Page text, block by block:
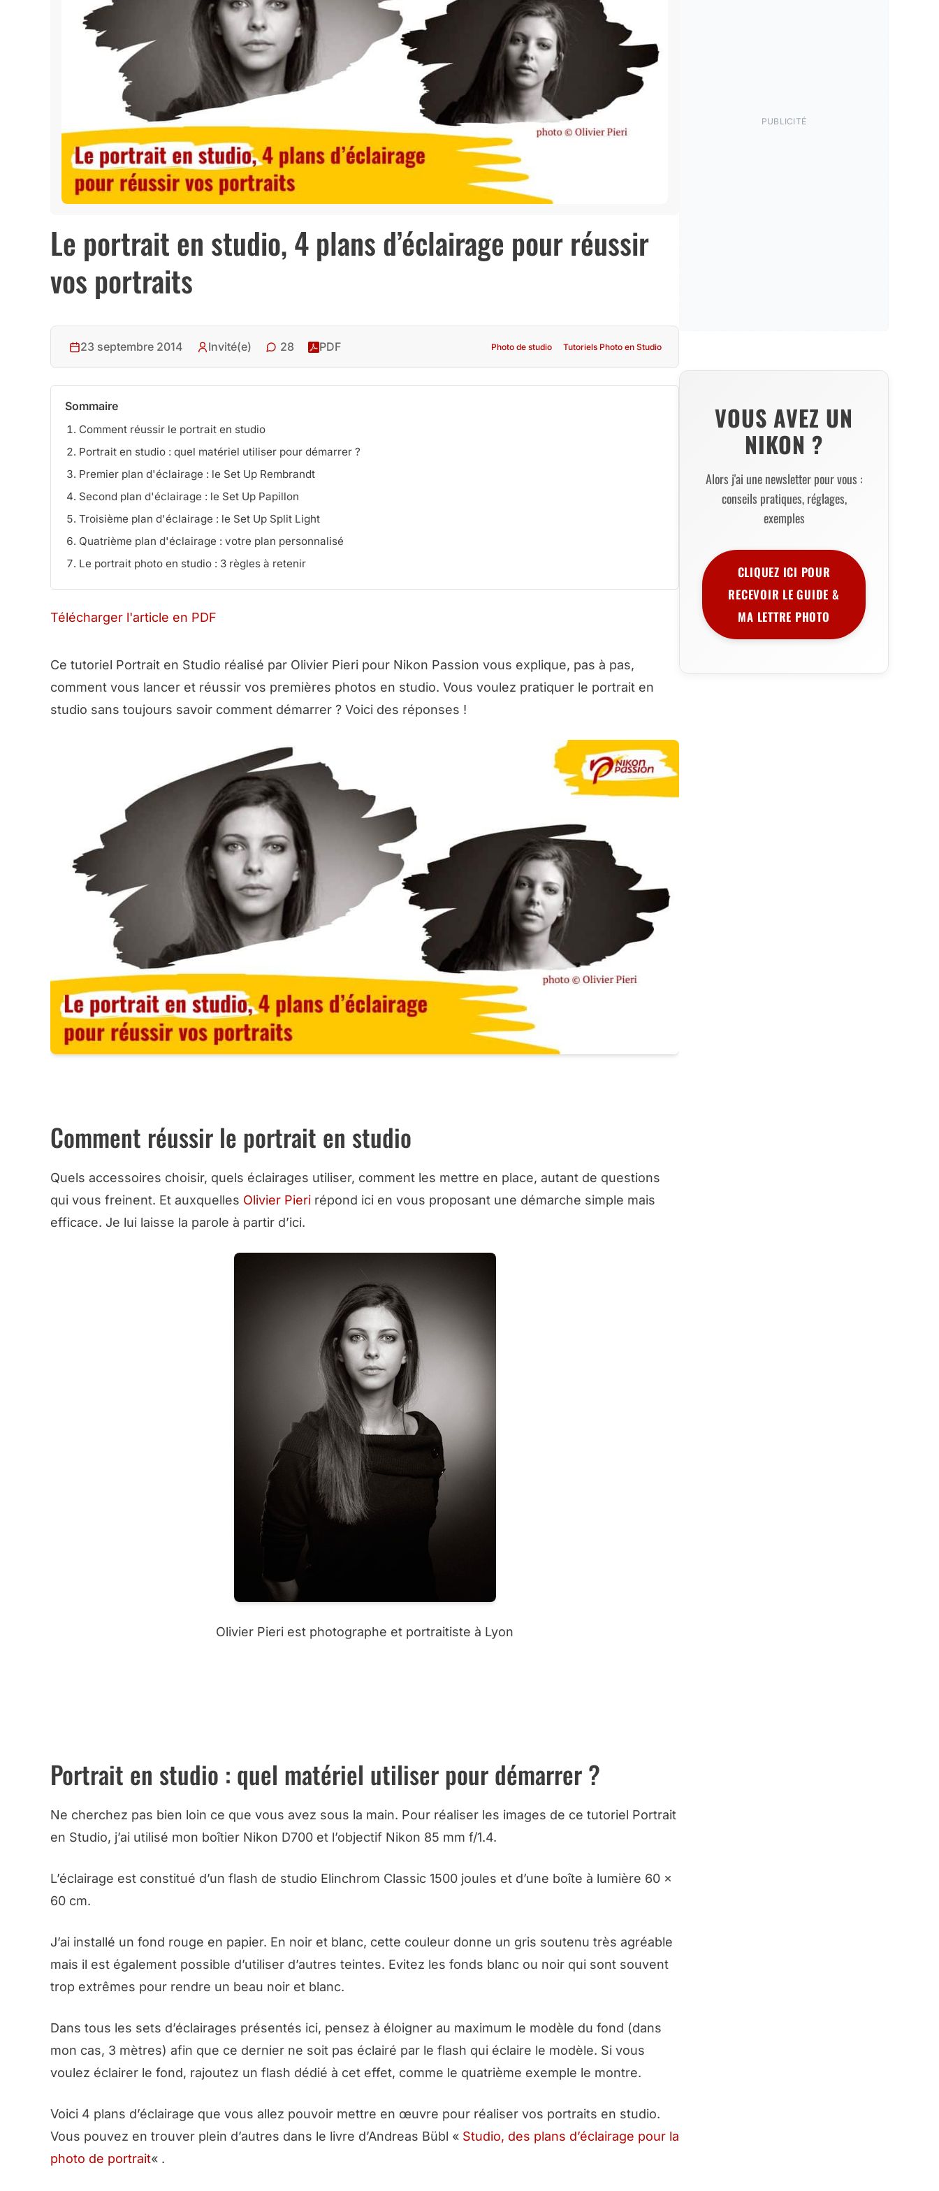
Le portrait en studio, 4 plans d’éclairage pour réussir
vos portraits
23 septembre 2014 Invité(e) 28 PDF Photo de studio Tutoriels Photo en Studio
Sommaire
Comment réussir le portrait en studio
Portrait en studio : quel matériel utiliser pour démarrer ?
Premier plan d'éclairage : le Set Up Rembrandt
Second plan d'éclairage : le Set Up Papillon
Troisième plan d'éclairage : le Set Up Split Light
Quatrième plan d'éclairage : votre plan personnalisé
Le portrait photo en studio : 3 règles à retenir
Télécharger l'article en PDF
Ce tutoriel Portrait en Studio réalisé par Olivier Pieri pour Nikon Passion vous explique, pas à pas,
comment vous lancer et réussir vos premières photos en studio. Vous voulez pratiquer le portrait en
studio sans toujours savoir comment démarrer ? Voici des réponses !
Comment réussir le portrait en studio
Quels accessoires choisir, quels éclairages utiliser, comment les mettre en place, autant de questions
qui vous freinent. Et auxquelles Olivier Pieri répond ici en vous proposant une démarche simple mais
efficace. Je lui laisse la parole à partir d’ici.
Olivier Pieri est photographe et portraitiste à Lyon
Portrait en studio : quel matériel utiliser pour démarrer ?
Ne cherchez pas bien loin ce que vous avez sous la main. Pour réaliser les images de ce tutoriel Portrait
en Studio, j’ai utilisé mon boîtier Nikon D700 et l’objectif Nikon 85 mm f/1.4.
L’éclairage est constitué d’un flash de studio Elinchrom Classic 1500 joules et d’une boîte à lumière 60 x
60 cm.
J’ai installé un fond rouge en papier. En noir et blanc, cette couleur donne un gris soutenu très agréable
mais il est également possible d’utiliser d’autres teintes. Evitez les fonds blanc ou noir qui sont souvent
trop extrêmes pour rendre un beau noir et blanc.
Dans tous les sets d’éclairages présentés ici, pensez à éloigner au maximum le modèle du fond (dans
mon cas, 3 mètres) afin que ce dernier ne soit pas éclairé par le flash qui éclaire le modèle. Si vous
voulez éclairer le fond, rajoutez un flash dédié à cet effet, comme le quatrième exemple le montre.
Voici 4 plans d’éclairage que vous allez pouvoir mettre en œuvre pour réaliser vos portraits en studio.
Vous pouvez en trouver plein d’autres dans le livre d’Andreas Bübl « Studio, des plans d’éclairage pour la
photo de portrait« .
PUBLICITÉ
VOUS AVEZ UN
NIKON ?
Alors j'ai une newsletter pour vous :
conseils pratiques, réglages,
exemples
CLIQUEZ ICI POUR
RECEVOIR LE GUIDE &
MA LETTRE PHOTO